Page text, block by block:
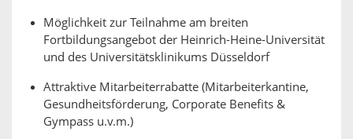
Möglichkeit zur Teilnahme am breiten
Fortbildungsangebot der Heinrich-Heine-Universität
und des Universitätsklinikums Düsseldorf
Attraktive Mitarbeiterrabatte (Mitarbeiterkantine,
Gesundheitsförderung, Corporate Benefits &
Gympass u.v.m.)